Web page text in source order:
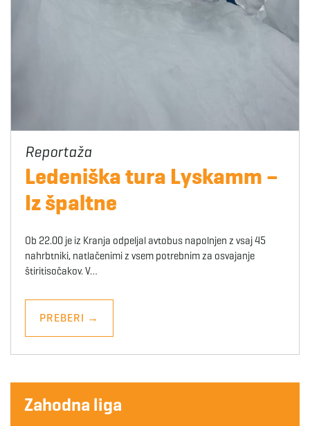
Ledeniška tura Lyskamm –
Iz špaltne
Ob 22.00 je iz Kranja odpeljal avtobus napolnjen z vsaj 45
nahrbtniki, natlačenimi z vsem potrebnim za osvajanje
štiritisočakov. V…
PREBERI →
Zahodna liga